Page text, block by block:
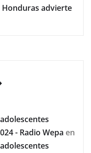
Honduras advierte
- Radio Wepa en